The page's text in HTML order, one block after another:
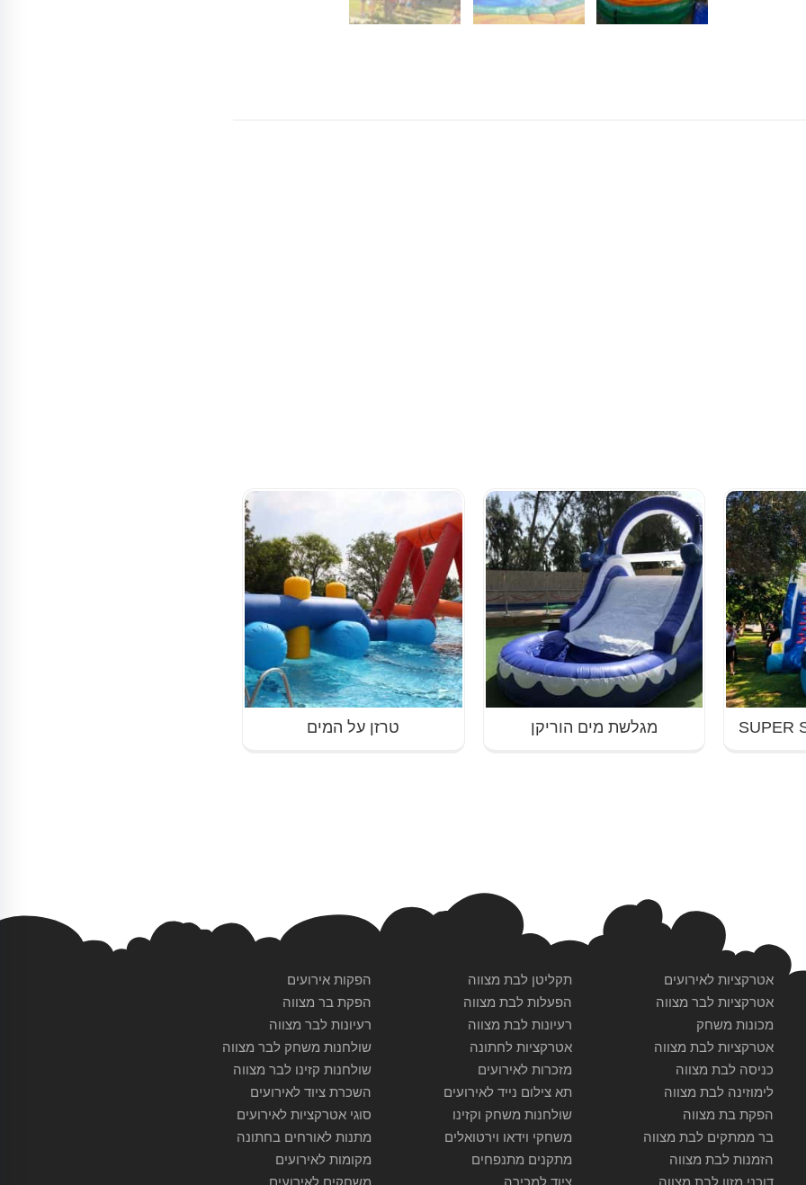
מגלשת מים הוריקן טרזן על המים
אטרקציות לאירועים
אטרקציות לבר מצווה
מכונות משחק
אטרקציות לבת מצווה
כניסה לבת מצווה
לימוזינה לבת מצווה
הפקת בת מצווה
בר ממתקים לבת מצווה
הזמנות לבת מצווה
תקליטן לבת מצווה
הפעלות לבת מצווה
רעיונות לבת מצווה
אטרקציות לחתונה
מזכרות לאירועים
תא צילום נייד לאירועים
שולחנות משחק וקזינו
משחקי וידאו וירטואלים
מתקנים מתנפחים
הפקות אירועים
הפקת בר מצווה
רעיונות לבר מצווה
שולחנות משחק לבר מצווה
שולחנות קזינו לבר מצווה
השכרת ציוד לאירועים
סוגי אטרקציות לאירועים
מתנות לאורחים בחתונה
מקומות לאירועים